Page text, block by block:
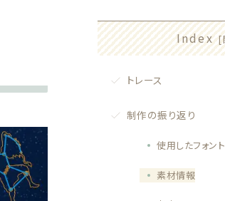
Index
トレース
制作の振り返り
使用したフォント
素材情報